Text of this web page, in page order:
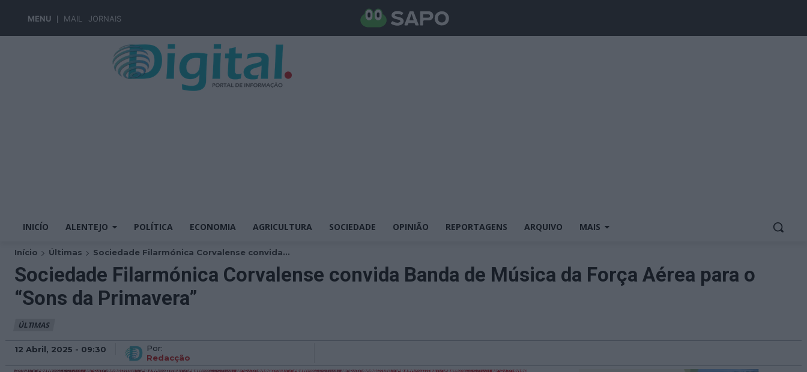
MENU MAIL JORNAIS
INICÍO ALENTEJO POLÍTICA ECONOMIA AGRICULTURA SOCIEDADE OPINIÃO REPORTAGENS ARQUIVO MAIS
Início Últimas Sociedade Filarmónica Corvalense convida...
Sociedade Filarmónica Corvalense convida Banda de Música da Força Aérea para o
“Sons da Primavera”
ÚLTIMAS
12 Abril, 2025 - 09:30
Por:
Redacção